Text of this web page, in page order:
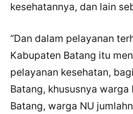
kesehatannya, dan lain
“Dan dalam pelayanan
Kabupaten Batang itu
pelayanan kesehatan,
Batang, khususnya warga
Batang, warga NU